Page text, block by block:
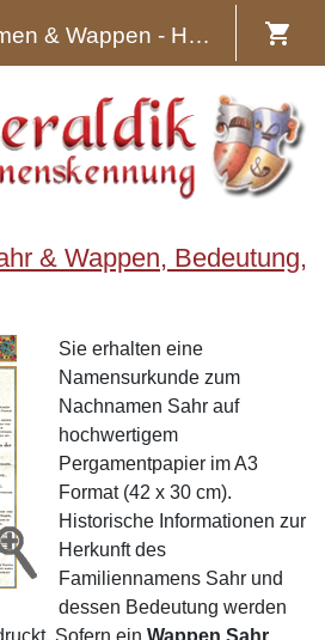
Familiennamen & Wappen - Heraldik
& Wappen, Bedeutung,
Sie erhalten eine
Namensurkunde zum
Nachnamen Sahr auf
hochwertigem
Pergamentpapier im A3
Format (42 x 30 cm).
Historische Informationen zur
Herkunft des
Familiennamens Sahr und
dessen Bedeutung werden